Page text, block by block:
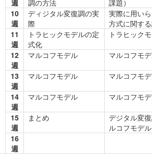
週
調の方法
課題）
10
週
ディジタル変復調の実
際
実際に用い
方式に関す
11
週
トラヒックモデルの定
式化
トラヒック
12
週
マルコフモデル マルコフモ
13
週
マルコフモデル マルコフモ
14
週
マルコフモデル マルコフモ
15
週
まとめ
デジタル変
ルコフモデ
16
週